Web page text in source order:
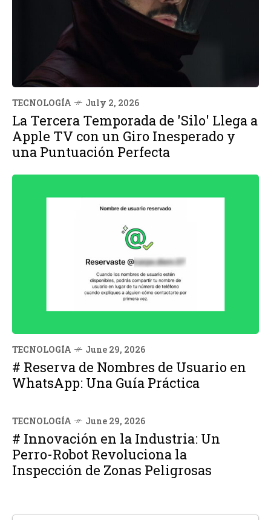
TECNOLOGÍA July 2, 2026
La Tercera Temporada de 'Silo' Llega a
Apple TV con un Giro Inesperado y
una Puntuación Perfecta
TECNOLOGÍA June 29, 2026
# Reserva de Nombres de Usuario en
WhatsApp: Una Guía Práctica
TECNOLOGÍA June 29, 2026
# Innovación en la Industria: Un
Perro-Robot Revoluciona la
Inspección de Zonas Peligrosas